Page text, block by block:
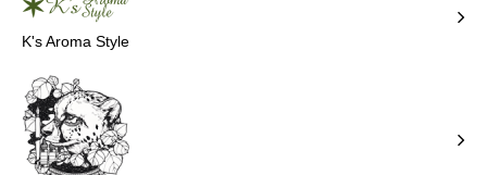
K's Aroma Style